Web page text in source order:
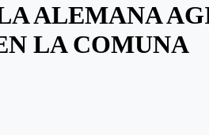
ALEMANA
LA COMUNA